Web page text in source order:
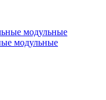
модульные